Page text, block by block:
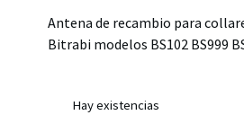
Antena de recambio para
Bitrabi modelos BS102 BS999
Hay existencias